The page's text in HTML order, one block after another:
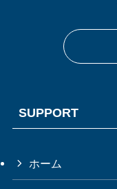
SUPPORT
ホーム